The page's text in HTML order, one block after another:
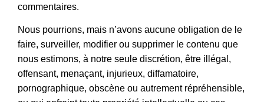
commentaires.
Nous pourrions, mais n’avons aucune obligation de le
faire, surveiller, modifier ou supprimer le contenu que
nous estimons, à notre seule discrétion, être illégal,
offensant, menaçant, injurieux, diffamatoire,
pornographique, obscène ou autrement répréhensible,